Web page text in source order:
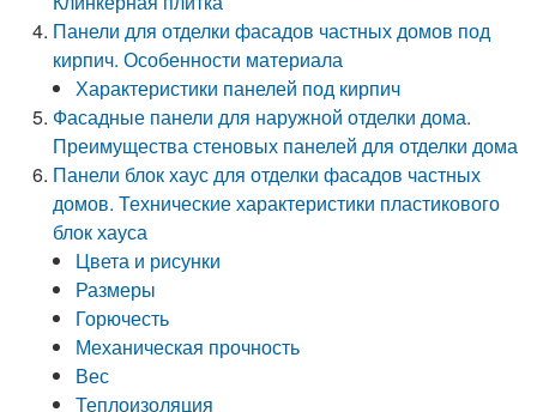
Панели для отделки фасадов частных домов под
кирпич. Особенности материала
Характеристики панелей под кирпич
Фасадные панели для наружной отделки дома.
Преимущества стеновых панелей для отделки дома
Панели блок хаус для отделки фасадов частных
домов. Технические характеристики пластикового
блок хауса
Цвета и рисунки
Размеры
Горючесть
Механическая прочность
Вес
Теплоизоляция